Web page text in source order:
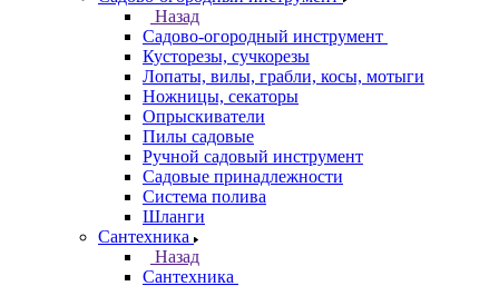
Назад
Садово-огородный инструмент
Кусторезы, сучкорезы
Лопаты, вилы, грабли, косы, мотыги
Ножницы, секаторы
Опрыскиватели
Пилы садовые
Ручной садовый инструмент
Садовые принадлежности
Система полива
Шланги
Сантехника
Назад
Сантехника